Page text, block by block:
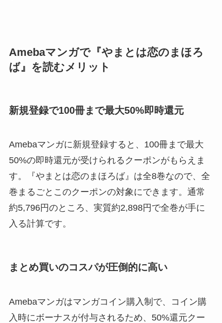
Amebaマンガで『やまとは恋のまほろ
ば』を読むメリット
新規登録で100冊まで最大50%即時還元
Amebaマンガに新規登録すると、100冊まで最大
50%の即時還元が受けられるクーポンがもらえま
す。『やまとは恋のまほろば』は全8巻なので、全
巻まるごとこのクーポンの対象にできます。通常
約5,796円のところ、実質約2,898円で全巻が手に
入る計算です。
まとめ買いのコスパが圧倒的に高い
Amebaマンガはマンガコイン購入制で、コイン購
入時にボーナスが付与されるため、50%還元クー